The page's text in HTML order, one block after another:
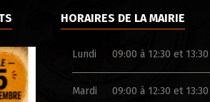
HORAIRES DE LA MAIRIE
Lundi 09:00 à 12:30 et
Mardi 09:00 à 12:30 et